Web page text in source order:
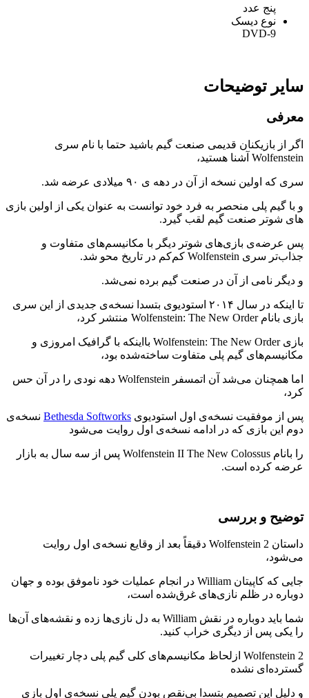
پنج عدد
نوع دیسک
DVD-9
سایر توضیحات
معرفی
اگر از بازیکنان قدیمی صنعت گیم باشید حتما با نام سری
Wolfenstein آشنا هستید،
سری که اولین نسخه از آن در دهه ی ۹۰ میلادی عرضه شد.
و با گیم پلی منحصر به فرد خود توانست به عنوان یکی از اولین بازی
های شوتر صنعت گیم لقب گیرد.
پس عرضه‌ی بازی‌های شوتر دیگر با مکانیسم‌های متفاوت و
جذاب‌تر سری Wolfenstein کم‌کم در تاریخ محو شد.
و دیگر نامی از آن در صنعت گیم برده نمی‌شد.
تا اینکه در سال ۲۰۱۴ استودیوی بتسدا نسخه‌ی جدیدی از این سری
بازی بانام Wolfenstein: The New Order منتشر کرد،
بازی Wolfenstein: The New Order بااینکه با گرافیک امروزی و
مکانیسم‌های گیم پلی متفاوت ساخته‌شده بود،
اما همچنان می‌شد آن اتمسفر Wolfenstein دهه نودی را در آن حس
کرد،
پس از موفقیت نسخه‌ی اول استودیوی Bethesda Softworks نسخه‌ی
دوم این بازی که در ادامه نسخه‌ی اول روایت می‌شود
را بانام Wolfenstein II The New Colossus پس از سه سال به بازار
عرضه کرده است.
توضیح و بررسی
داستان Wolfenstein 2 دقیقاً بعد از وقایع نسخه‌ی اول روایت
می‌شود،
جایی که کاپیتان William در انجام عملیات خود ناموفق بوده و جهان
دوباره در ظلم نازی‌های غرق‌شده است،
شما باید دوباره در نقش William به دل نازی‌ها زده و نقشه‌های آن‌ها
را یکی پس از دیگری خراب کنید.
Wolfenstein 2 ازلحاظ مکانیسم‌های کلی گیم پلی دچار تغییرات
گسترده‌ای نشده
و دلیل این تصمیم بتسدا بی‌نقص بودن گیم پلی نسخه‌ی اول بازی